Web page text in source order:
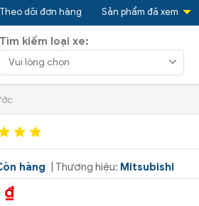
Sản phẩm đã xem
Theo dõi đơn hàng
Tìm kiếm loại xe:
hàng | Thương hiệu: Mitsubishi
₫